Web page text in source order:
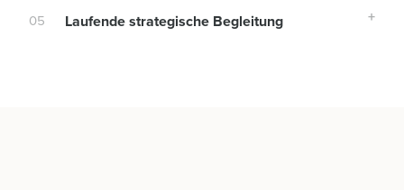
05 Laufende strategische Begleitung